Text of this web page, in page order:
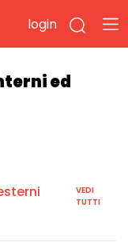
login
ed
VEDI
TUTTI